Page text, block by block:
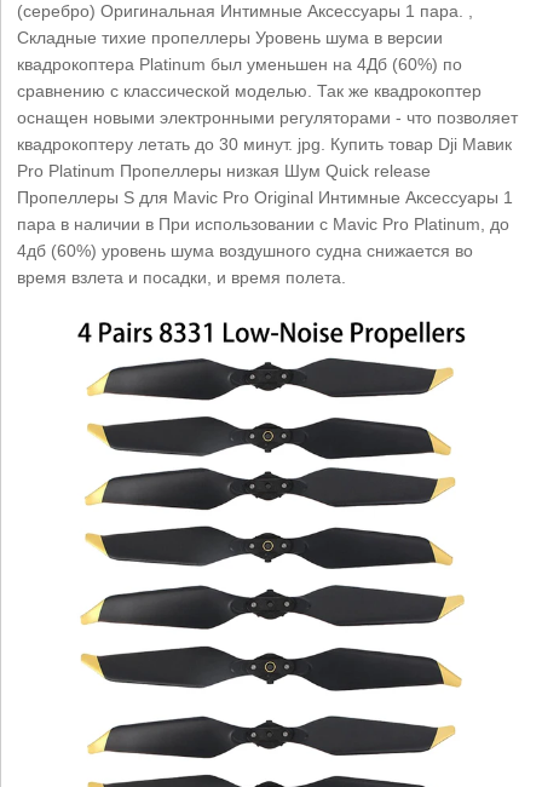
(серебро) Оригинальная Интимные Аксессуары 1 пара. ,
Складные тихие пропеллеры Уровень шума в версии
квадрокоптера Platinum был уменьшен на 4Дб (60%) по
сравнению с классической моделью. Так же квадрокоптер
оснащен новыми электронными регуляторами - что позволяет
квадрокоптеру летать до 30 минут. jpg. Купить товар Dji Мавик
Pro Platinum Пропеллеры низкая Шум Quick release
Пропеллеры S для Mavic Pro Original Интимные Аксессуары 1
пара в наличии в При использовании с Mavic Pro Platinum, до
4дб (60%) уровень шума воздушного судна снижается во
время взлета и посадки, и время полета.